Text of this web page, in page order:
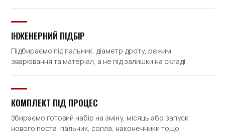
ІНЖЕНЕРНИЙ ПІДБІР
Підбираємо під пальник, діаметр дроту, режим
зварювання та матеріал, а не під залишки на складі.
КОМПЛЕКТ ПІД ПРОЦЕС
Збираємо готовий набір на зміну, місяць або запуск
нового поста: пальник, сопла, наконечники тощо.